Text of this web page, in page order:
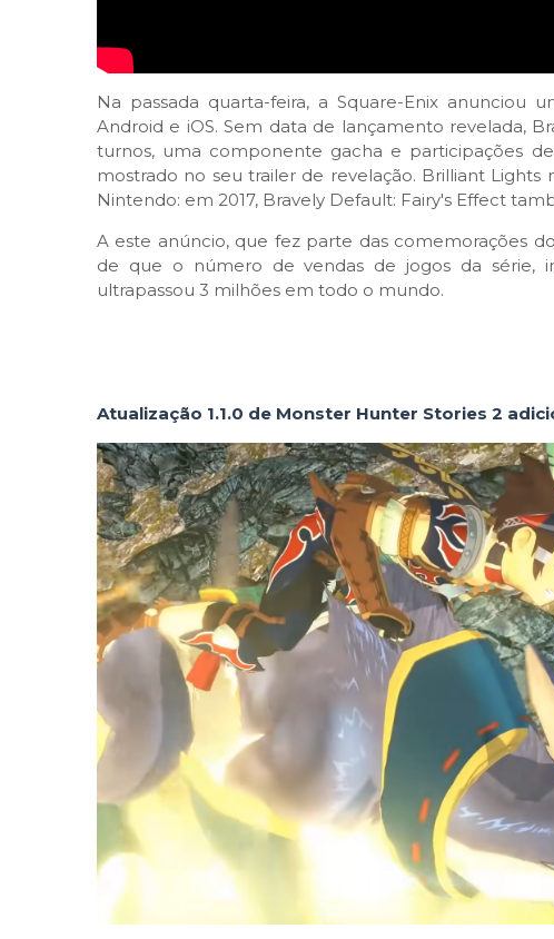
Na passada quarta-feira, a Square-Enix anunciou
Android e iOS. Sem data de lançamento revelada,
turnos, uma componente gacha e participações
mostrado no seu trailer de revelação. Brilliant
Nintendo: em 2017, Bravely Default: Fairy's Effect
A este anúncio, que fez parte das comemorações
de que o número de vendas de jogos da série,
ultrapassou 3 milhões em todo o mundo.
Atualização 1.1.0 de Monster Hunter Stories 2